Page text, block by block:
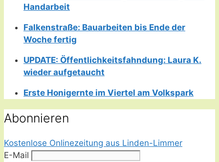
Handarbeit
Falkenstraße: Bauarbeiten bis Ende der
Woche fertig
UPDATE: Öffentlichkeitsfahndung: Laura K.
wieder aufgetaucht
Erste Honigernte im Viertel am Volkspark
Abonnieren
Kostenlose Onlinezeitung aus Linden-Limmer
E-Mail